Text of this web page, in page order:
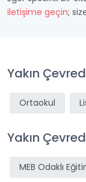
iletişime geçin;
Yakın
Ortaokul
Yakın
MEB Odaklı